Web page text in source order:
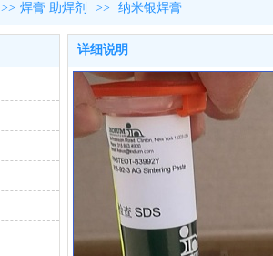
>> 焊膏 助焊剂 >> 纳米银焊膏
详细说明